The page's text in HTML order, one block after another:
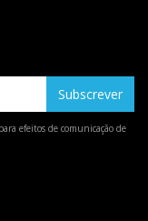
Subscrever
efeitos de comunicação de